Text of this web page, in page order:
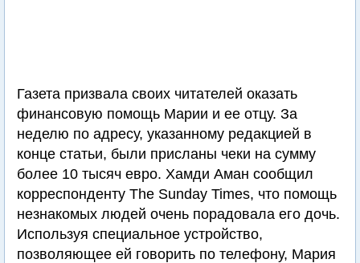
Газета призвала своих читателей оказать
финансовую помощь Марии и ее отцу. За
неделю по адресу, указанному редакцией в
конце статьи, были присланы чеки на сумму
более 10 тысяч евро. Хамди Аман сообщил
корреспонденту The Sunday Times, что помощь
незнакомых людей очень порадовала его дочь.
Используя специальное устройство,
позволяющее ей говорить по телефону, Мария